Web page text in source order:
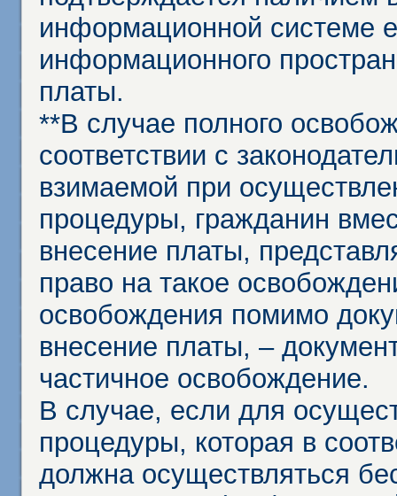
информационной системе
информационного
платы.
**В случае полного
соответствии с
взимаемой при
процедуры, гражданин
внесение платы,
право на такое
освобождения помимо
внесение платы, –
частичное освобождение.
В случае, если для
процедуры, которая в
должна осуществляться